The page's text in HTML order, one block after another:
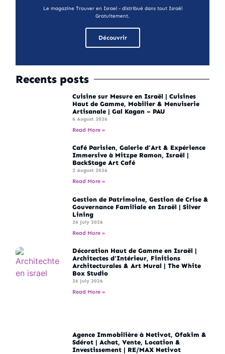
Le magazine Trouver en Israel - distribué dans tout Israël
Gratuitement.
Découvrir
Recents posts
Cuisine sur Mesure en Israël | Cuisines
Haut de Gamme, Mobilier & Menuiserie
Artisanale | Gal Kagan – PAU
6 August 2026
Read More »
Café Parisien, Galerie d’Art & Expérience
Immersive à Mitzpe Ramon, Israël |
BackStage Art Café
2 August 2026
Read More »
Gestion de Patrimoine, Gestion de Crise &
Gouvernance Familiale en Israël | Silver
Lining
26 July 2026
Read More »
Décoration Haut de Gamme en Israël |
Architectes d’Intérieur, Finitions
Architecturales & Art Mural | The White
Box Studio
26 July 2026
Read More »
Agence Immobilière à Netivot, Ofakim &
Sdérot | Achat, Vente, Location &
Investissement | RE/MAX Netivot